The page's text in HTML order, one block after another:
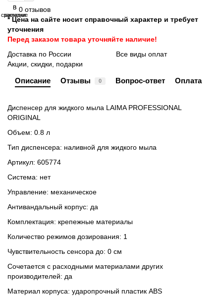
В
закладки
В
сравнение
0 отзывов
* Цена на сайте носит справочный характер и требует
уточнения
Перед заказом товара уточняйте наличие!
Доставка по России
Все виды оплат
Акции, скидки, подарки
Описание Отзывы 0 Вопрос-ответ Оплата
Диспенсер для жидкого мыла LAIMA PROFESSIONAL
ORIGINAL
Объем: 0.8 л
Тип диспенсера: наливной для жидкого мыла
Артикул: 605774
Система: нет
Управление: механическое
Антивандальный корпус: да
Комплектация: крепежные материалы
Количество режимов дозирования: 1
Чувствительность сенсора до: 0 см
Сочетается с расходными материалами других
производителей: да
Материал корпуса: ударопрочный пластик ABS